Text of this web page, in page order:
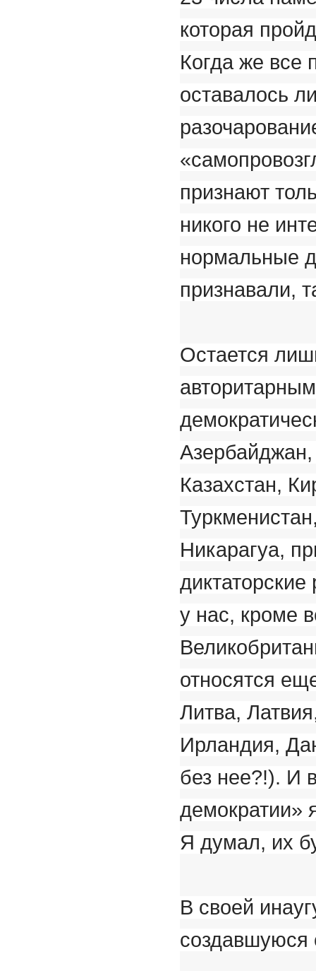
которая
Когда же все
оставалось
признают
никого не
нормальные
признавали,
Остается
Казахстан,
Никарагуа,
у нас, кроме
относятся
Литва,
Ирландия,
без нее?!). И
демократии»
Я думал, их
В своей
создавшуюся